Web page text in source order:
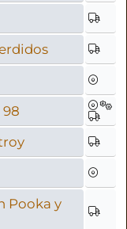
98
Pooka y